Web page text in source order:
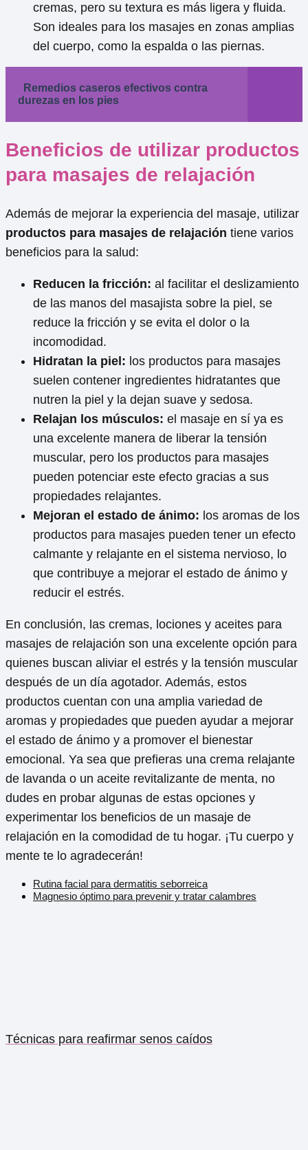
cremas, pero su textura es más ligera y fluida.
Son ideales para los masajes en zonas amplias
del cuerpo, como la espalda o las piernas.
Remedios caseros efectivos contra
durezas en los pies
Beneficios de utilizar productos
para masajes de relajación
Además de mejorar la experiencia del masaje, utilizar
productos para masajes de relajación tiene varios
beneficios para la salud:
Reducen la fricción: al facilitar el deslizamiento
de las manos del masajista sobre la piel, se
reduce la fricción y se evita el dolor o la
incomodidad.
Hidratan la piel: los productos para masajes
suelen contener ingredientes hidratantes que
nutren la piel y la dejan suave y sedosa.
Relajan los músculos: el masaje en sí ya es
una excelente manera de liberar la tensión
muscular, pero los productos para masajes
pueden potenciar este efecto gracias a sus
propiedades relajantes.
Mejoran el estado de ánimo: los aromas de los
productos para masajes pueden tener un efecto
calmante y relajante en el sistema nervioso, lo
que contribuye a mejorar el estado de ánimo y
reducir el estrés.
En conclusión, las cremas, lociones y aceites para
masajes de relajación son una excelente opción para
quienes buscan aliviar el estrés y la tensión muscular
después de un día agotador. Además, estos
productos cuentan con una amplia variedad de
aromas y propiedades que pueden ayudar a mejorar
el estado de ánimo y a promover el bienestar
emocional. Ya sea que prefieras una crema relajante
de lavanda o un aceite revitalizante de menta, no
dudes en probar algunas de estas opciones y
experimentar los beneficios de un masaje de
relajación en la comodidad de tu hogar. ¡Tu cuerpo y
mente te lo agradecerán!
Rutina facial para dermatitis seborreica
Magnesio óptimo para prevenir y tratar calambres
Técnicas para reafirmar senos caídos